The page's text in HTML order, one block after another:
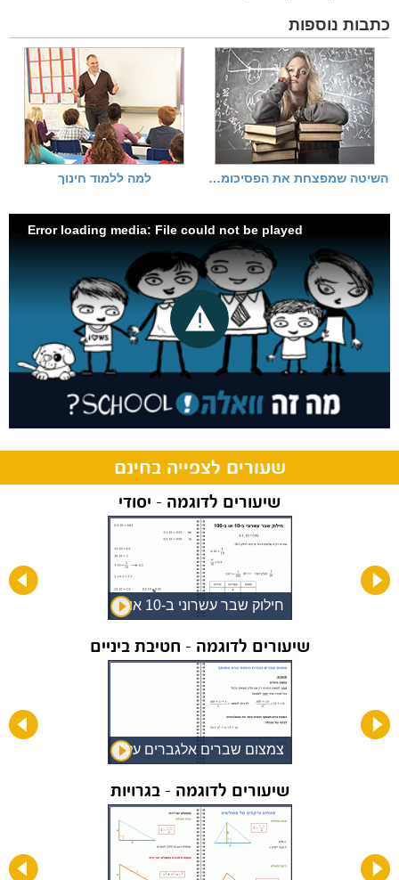
כתבות נוספות
השיטה שמפצחת את הפסיכומטרי למה ללמוד חינוך
Error loading media: File could not be played
שעורים לצפייה בחינם
שיעורים לדוגמה - יסודי
חילוק שבר עשרוני ב-10 או
שיעורים לדוגמה - חטיבת ביניים
צמצום שברים אלגברים על
שיעורים לדוגמה - בגרויות